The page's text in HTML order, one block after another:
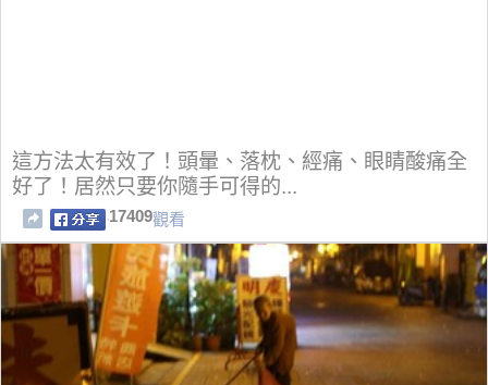
這方法太有效了！頭暈、落枕、經痛、眼睛酸痛全
好了！居然只要你隨手可得的...
17409觀看